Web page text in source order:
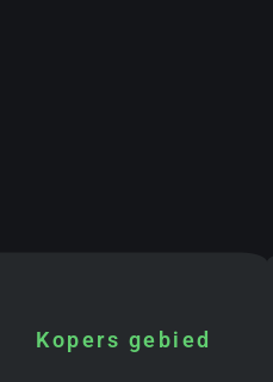
Kopers gebied